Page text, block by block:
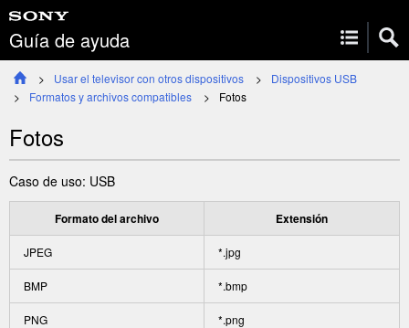
Guía de ayuda
Usar el televisor con otros dispositivos
Dispositivos USB
Formatos y archivos compatibles
Fotos
Fotos
Caso de uso: USB
Formato del archivo Extensión
JPEG *.jpg
BMP *.bmp
PNG *.png